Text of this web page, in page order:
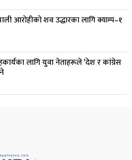
बागमती प्रदेश सरकारमा सहभागी नहुने
किन्दा कञ्चनपुरका उपभोक्ताले
आरोहीको शव उद्धारका लागि क्याम्प–१
लागि युवा नेताहरूले ‘देश र कांग्रेस